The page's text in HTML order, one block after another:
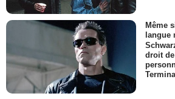
Même
langue
droit